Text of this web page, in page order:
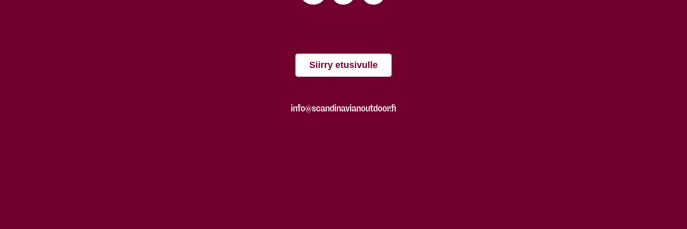
Siirry etusivulle
info@scandinavianoutdoor.fi